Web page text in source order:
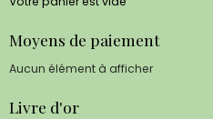
Moyens de paiement
Aucun élément à afficher
Livre d'or